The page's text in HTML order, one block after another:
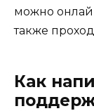
можно
также
Как